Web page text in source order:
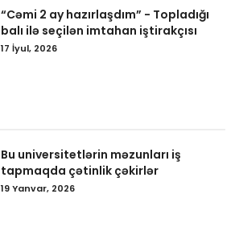
“Cəmi 2 ay hazırlaşdım” - Topladığı
balı ilə seçilən imtahan iştirakçısı
17 İyul, 2026
Bu universitetlərin məzunları iş
tapmaqda çətinlik çəkirlər
19 Yanvar, 2026